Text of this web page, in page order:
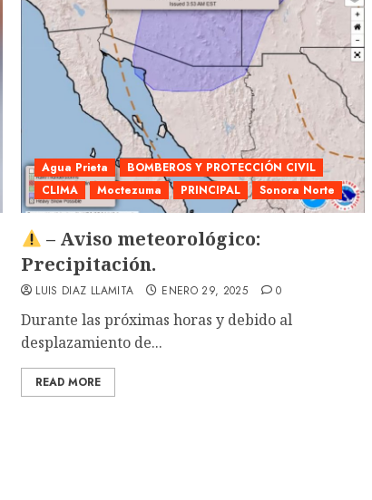
Agua Prieta
BOMBEROS Y PROTECCIÓN CIVIL
CLIMA
Moctezuma PRINCIPAL Sonora Norte
– Aviso meteorológico:
Precipitación.
LUIS DIAZ LLAMITA ENERO 29, 2025 0
Durante las próximas horas y debido al
desplazamiento de...
READ MORE